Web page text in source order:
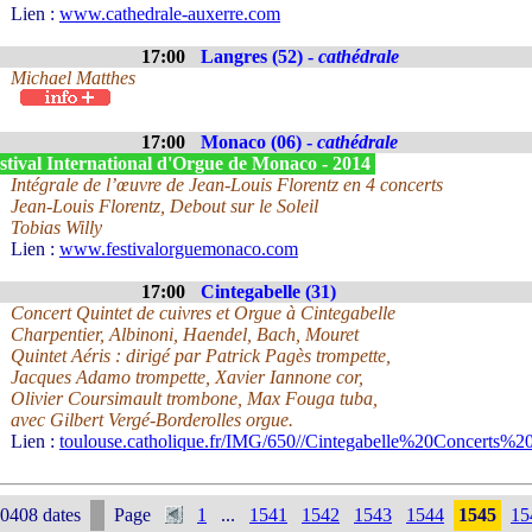
Lien : www.cathedrale-auxerre.com
17:00 Langres (52) - cathédrale
Michael Matthes
17:00 Monaco (06) - cathédrale
International d'Orgue de Monaco - 2014
Intégrale de l’œuvre de Jean-Louis Florentz en 4 concerts
Jean-Louis Florentz, Debout sur le Soleil
Tobias Willy
Lien : www.festivalorguemonaco.com
17:00
Cintegabelle (31)
Concert Quintet de cuivres et Orgue à Cintegabelle
Charpentier, Albinoni, Haendel, Bach, Mouret
Quintet Aéris : dirigé par Patrick Pagès trompette,
Jacques Adamo trompette, Xavier Iannone cor,
Olivier Coursimault trombone, Max Fouga tuba,
avec Gilbert Vergé-Borderolles orgue.
Lien : toulouse.catholique.fr/IMG/650//
dates Page 1 ... 1541 1542 1543 1544 1545